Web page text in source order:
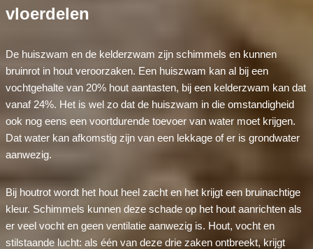
vloerdelen
De huiszwam en de kelderzwam zijn schimmels en kunnen
bruinrot in hout veroorzaken. Een huiszwam kan al bij een
vochtgehalte van 20% hout aantasten, bij een kelderzwam kan dat
vanaf 24%. Het is wel zo dat de huiszwam in die omstandigheid
ook nog eens een voortdurende toevoer van water moet krijgen.
Dat water kan afkomstig zijn van een lekkage of er is grondwater
aanwezig.
Bij houtrot wordt het hout heel zacht en het krijgt een bruinachtige
kleur. Schimmels kunnen deze schade op het hout aanrichten als
er veel vocht en geen ventilatie aanwezig is. Hout, vocht en
stilstaande lucht: als één van deze drie zaken ontbreekt, krijgt